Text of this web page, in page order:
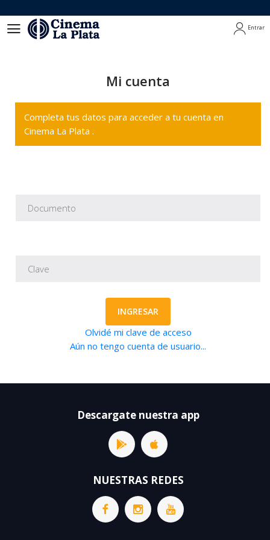
Entrar
Mi cuenta
Completa tus datos para acceder a tu cuenta en
Cinema La Plata .
INGRESAR
Olvidé mi clave de acceso
Aún no tengo cuenta de usuario...
Descargate nuestra app
NUESTRAS REDES